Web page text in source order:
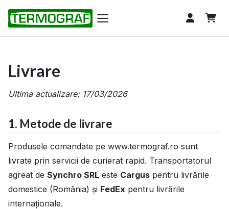
Livrare
Ultima actualizare: 17/03/2026
1. Metode de livrare
Produsele comandate pe www.termograf.ro sunt
livrate prin servicii de curierat rapid. Transportatorul
agreat de Synchro SRL este Cargus pentru livrările
domestice (România) și FedEx pentru livrările
internaționale.